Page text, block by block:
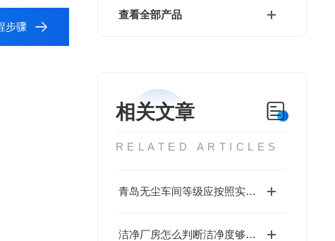
查看全部产品
相关文章
RELATED ARTICLES
青岛无尘车间等级应按照实际工程选择
洁净厂房怎么判断洁净度够不够
步骤